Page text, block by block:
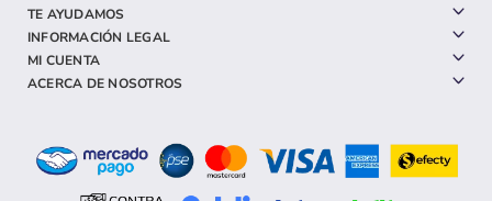
TE AYUDAMOS
INFORMACIÓN LEGAL
MI CUENTA
ACERCA DE NOSOTROS